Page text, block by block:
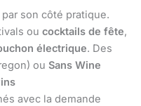
par son côté pratique.
ou cocktails de fête,
électrique. Des
ou Sans Wine
avec la demande